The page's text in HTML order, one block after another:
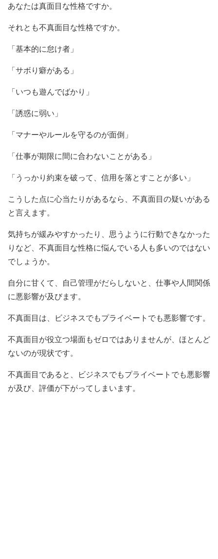
あなたは真面目な性格ですか。
それとも不真面目な性格ですか。
「基本的に怠け者」
「サボり癖がある」
「いつも遊んでばかり」
「誘惑に弱い」
「マナーやルールを守るのが面倒」
「仕事が期限に間に合わないことがある」
「うっかり約束を破って、信用を落とすことが多い」
こうした点に心当たりがあるなら、不真面目の疑いがある
と言えます。
気持ちが緩みやすかったり、思うように行動できなかった
りなど、不真面目な性格に悩んでいる人も多いのではない
でしょうか。
自分に甘くて、自己管理がだらしないと、仕事や人間関係
に悪影響が及びます。
不真面目は、ビジネスでもプライベートでも悪影響です。
不真面目が役立つ場面もゼロではありませんが、ほとんど
ないのが現状です。
不真面目であると、ビジネスでもプライベートでも悪影響
が及び、評価が下がってしまいます。